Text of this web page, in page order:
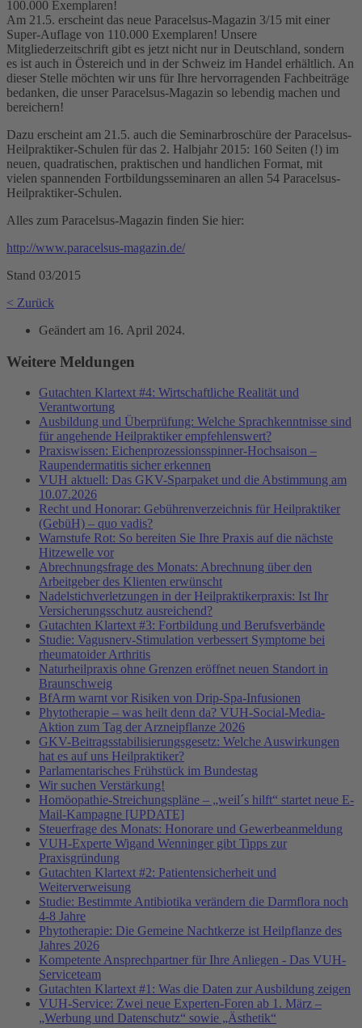
Am 21.5. erscheint das neue Paracelsus-Magazin 3/15 mit einer
Super-Auflage von 110.000 Exemplaren! Unsere
Mitgliederzeitschrift gibt es jetzt nicht nur in Deutschland, sondern
es ist auch in Östereich und in der Schweiz im Handel erhältlich. An
dieser Stelle möchten wir uns für Ihre hervorragenden Fachbeiträge
bedanken, die unser Paracelsus-Magazin so lebendig machen und
bereichern!
Dazu erscheint am 21.5. auch die Seminarbroschüre der Paracelsus-
Heilpraktiker-Schulen für das 2. Halbjahr 2015: 160 Seiten (!) im
neuen, quadratischen, praktischen und handlichen Format, mit
vielen spannenden Fortbildungsseminaren an allen 54 Paracelsus-
Heilpraktiker-Schulen.
Alles zum Paracelsus-Magazin finden Sie hier:
http://www.paracelsus-magazin.de/
Stand 03/2015
< Zurück
Geändert am 16. April 2024.
Weitere Meldungen
Gutachten Klartext #4: Wirtschaftliche Realität und
Verantwortung
Ausbildung und Überprüfung: Welche Sprachkenntnisse sind
für angehende Heilpraktiker empfehlenswert?
Praxiswissen: Eichenprozessionsspinner-Hochsaison –
Raupendermatitis sicher erkennen
VUH aktuell: Das GKV-Sparpaket und die Abstimmung am
10.07.2026
Recht und Honorar: Gebührenverzeichnis für Heilpraktiker
(GebüH) – quo vadis?
Warnstufe Rot: So bereiten Sie Ihre Praxis auf die nächste
Hitzewelle vor
Abrechnungsfrage des Monats: Abrechnung über den
Arbeitgeber des Klienten erwünscht
Nadelstichverletzungen in der Heilpraktikerpraxis: Ist Ihr
Versicherungsschutz ausreichend?
Gutachten Klartext #3: Fortbildung und Berufsverbände
Studie: Vagusnerv-Stimulation verbessert Symptome bei
rheumatoider Arthritis
Naturheilpraxis ohne Grenzen eröffnet neuen Standort in
Braunschweig
BfArm warnt vor Risiken von Drip-Spa-Infusionen
Phytotherapie – was heilt denn da? VUH-Social-Media-
Aktion zum Tag der Arzneipflanze 2026
GKV-Beitragsstabilisierungsgesetz: Welche Auswirkungen
hat es auf uns Heilpraktiker?
Parlamentarisches Frühstück im Bundestag
Wir suchen Verstärkung!
Homöopathie-Streichungspläne – „weil´s hilft“ startet neue E-
Mail-Kampagne [UPDATE]
Steuerfrage des Monats: Honorare und Gewerbeanmeldung
VUH-Experte Wigand Wenninger gibt Tipps zur
Praxisgründung
Gutachten Klartext #2: Patientensicherheit und
Weiterverweisung
Studie: Bestimmte Antibiotika verändern die Darmflora noch
4-8 Jahre
Phytotherapie: Die Gemeine Nachtkerze ist Heilpflanze des
Jahres 2026
Kompetente Ansprechpartner für Ihre Anliegen - Das VUH-
Serviceteam
Gutachten Klartext #1: Was die Daten zur Ausbildung zeigen
VUH-Service: Zwei neue Experten-Foren ab 1. März –
„Werbung und Datenschutz“ sowie „Ästhetik“